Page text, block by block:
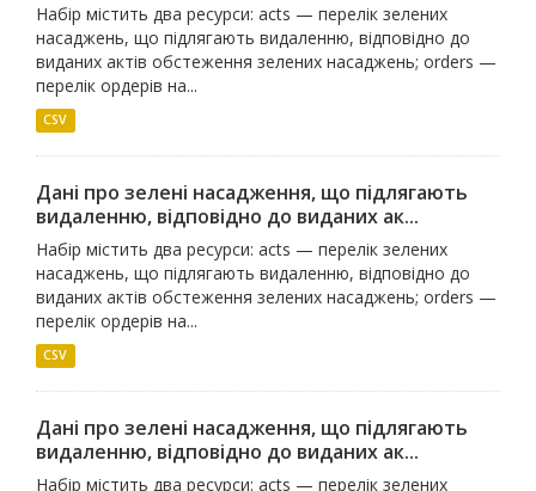
Набір містить два ресурси: acts — перелік зелених
насаджень, що підлягають видаленню, відповідно до
виданих актів обстеження зелених насаджень; orders —
перелік ордерів на...
CSV
Дані про зелені насадження, що підлягають
видаленню, відповідно до виданих ак...
Набір містить два ресурси: acts — перелік зелених
насаджень, що підлягають видаленню, відповідно до
виданих актів обстеження зелених насаджень; orders —
перелік ордерів на...
CSV
Дані про зелені насадження, що підлягають
видаленню, відповідно до виданих ак...
Набір містить два ресурси: acts — перелік зелених